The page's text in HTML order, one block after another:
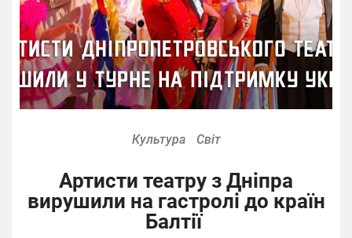
Культура Світ
Артисти театру з Дніпра
вирушили на гастролі до країн
Балтії